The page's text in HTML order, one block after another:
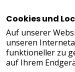
Cookies und
Auf unserer
unseren
funktioneller zu
auf Ihrem